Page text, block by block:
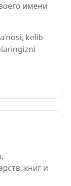
имени
kelib
книг и